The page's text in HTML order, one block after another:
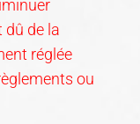
de la
réglée
ou